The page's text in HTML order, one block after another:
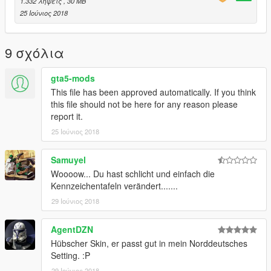
a5/vehicles.rpf/" or the last patchday!
TheLaw
Find me on Discord, Facebook and GTA5-mods:
Discord
Facebook
GTA5-Mods
Find TopMods on Facebook and GTA5-mods:
Homepage - TopMods
Facebook - TopMods
GTA5-Mods - TopMods
By downloading and using the contents of this archive you
agree to the following terms:
25 Ιούνιος 2018
9 σχόλια
gta5-mods
This file has been approved automatically. If you think
this file should not be here for any reason please
report it.
25 Ιούνιος 2018
Samuyel
Woooow... Du hast schlicht und einfach die
Kennzeichentafeln verändert.......
29 Ιούνιος 2018
AgentDZN
Hübscher Skin, er passt gut in mein Norddeutsches
Setting. :P